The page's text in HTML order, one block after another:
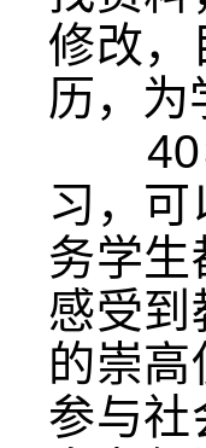
修改，
历，为
40年
习，
务学生
感受到
的崇
参与社